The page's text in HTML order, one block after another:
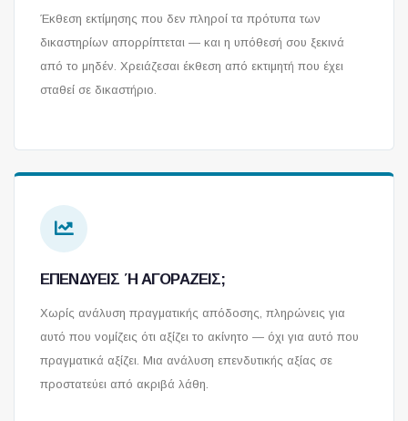
Έκθεση εκτίμησης που δεν πληροί τα πρότυπα των
δικαστηρίων απορρίπτεται — και η υπόθεσή σου ξεκινά
από το μηδέν. Χρειάζεσαι έκθεση από εκτιμητή που έχει
σταθεί σε δικαστήριο.
ΕΠΕΝΔΎΕΙΣ Ή ΑΓΟΡΆΖΕΙΣ;
Χωρίς ανάλυση πραγματικής απόδοσης, πληρώνεις για
αυτό που νομίζεις ότι αξίζει το ακίνητο — όχι για αυτό που
πραγματικά αξίζει. Μια ανάλυση επενδυτικής αξίας σε
προστατεύει από ακριβά λάθη.